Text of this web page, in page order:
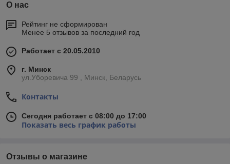
О нас
Рейтинг не сформирован
Менее 5 отзывов за последний год
Работает с 20.05.2010
г. Минск
ул.Уборевича 99 , Минск, Беларусь
Контакты
Сегодня работает с 08:00 до 17:00
Показать весь график работы
Отзывы о магазине